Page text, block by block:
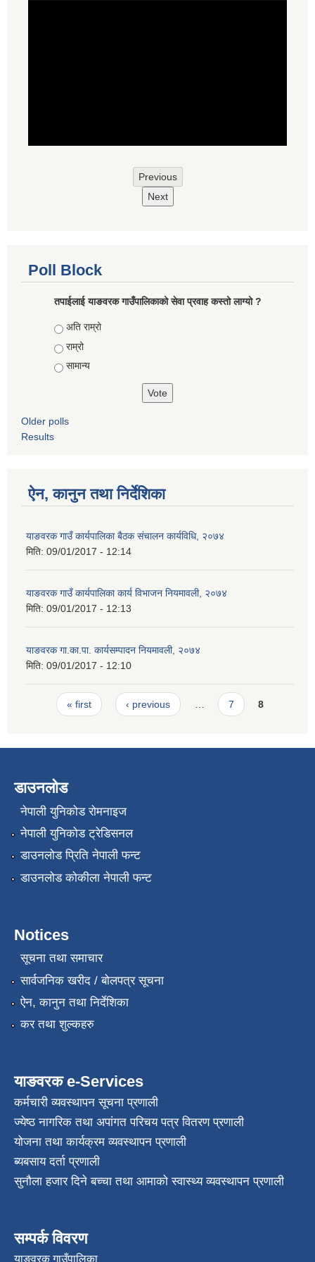
Previous
Next
Poll Block
तपाईलाई याङवरक गाउँपालिकाको सेवा प्रवाह कस्तो लाग्यो ?
Choices
अति राम्रो
राम्रो
सामान्य
Older polls
Results
ऐन, कानुन तथा निर्देशिका
याङवरक गाउँ कार्यपालिका बैठक संचालन कार्यविधि, २०७४
मिति: 09/01/2017 - 12:14
याङवरक गाउँ कार्यपालिका कार्य विभाजन नियमावली, २०७४
मिति: 09/01/2017 - 12:13
याङवरक गा.का.पा. कार्यसम्पादन नियमावली, २०७४
मिति: 09/01/2017 - 12:10
Pages
« first ‹ previous 7 8
डाउनलोड
नेपाली युनिकोड रोमनाइज
नेपाली युनिकोड ट्रेडिसनल
डाउनलोड प्रिति नेपाली फन्ट
डाउनलोड कोकीला नेपाली फन्ट
Notices
सूचना तथा समाचार
सार्वजनिक खरीद / बोलपत्र सूचना
ऐन, कानुन तथा निर्देशिका
कर तथा शुल्कहरु
याङवरक e-Services
कर्मचारी व्यवस्थापन सूचना प्रणाली
ज्येष्ठ नागरिक तथा अपांगत परिचय पत्र वितरण प्रणाली
योजना तथा कार्यक्रम व्यवस्थापन प्रणाली
ब्यबसाय दर्ता प्रणाली
सुनौला हजार दिने बच्चा तथा आमाको स्वास्थ्य व्यवस्थापन प्रणाली
सम्पर्क विवरण
याङवरक गाउँपालिका